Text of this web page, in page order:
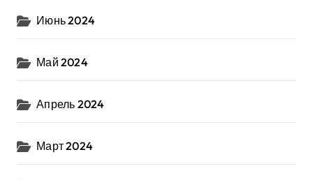
Июнь 2024
Май 2024
Апрель 2024
Март 2024